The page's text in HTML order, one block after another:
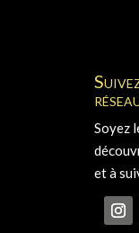
Soyez
et à